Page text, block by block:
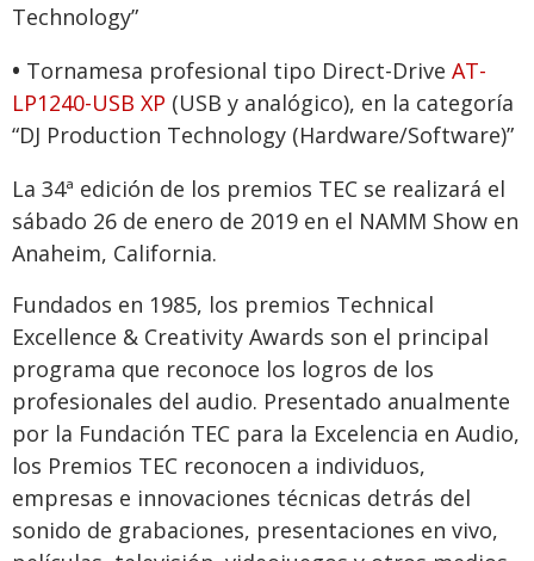
Technology”
• Tornamesa profesional tipo Direct-Drive AT-
LP1240-USB XP (USB y analógico), en la categoría
“DJ Production Technology (Hardware/Software)”
La 34ª edición de los premios TEC se realizará el
sábado 26 de enero de 2019 en el NAMM Show en
Anaheim, California.
Fundados en 1985, los premios Technical
Excellence & Creativity Awards son el principal
programa que reconoce los logros de los
profesionales del audio. Presentado anualmente
por la Fundación TEC para la Excelencia en Audio,
los Premios TEC reconocen a individuos,
empresas e innovaciones técnicas detrás del
sonido de grabaciones, presentaciones en vivo,